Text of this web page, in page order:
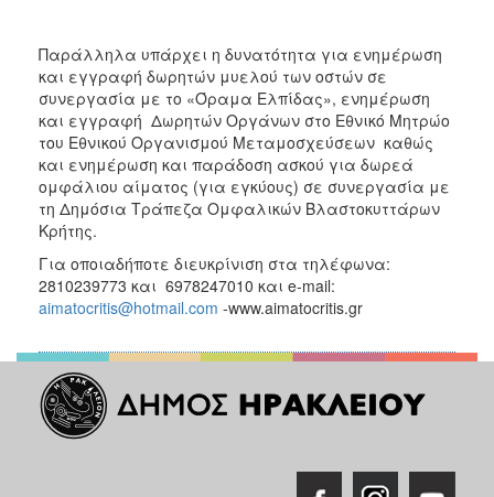
Παράλληλα υπάρχει η δυνατότητα για ενημέρωση
και εγγραφή δωρητών μυελού των οστών σε
συνεργασία με το «Όραμα Ελπίδας», ενημέρωση
και εγγραφή Δωρητών Οργάνων στο Εθνικό Μητρώο
του Εθνικού Οργανισμού Μεταμοσχεύσεων καθώς
και ενημέρωση και παράδοση ασκού για δωρεά
ομφάλιου αίματος (για εγκύους) σε συνεργασία με
τη Δημόσια Τράπεζα Ομφαλικών Βλαστοκυττάρων
Κρήτης.
Για οποιαδήποτε διευκρίνιση στα τηλέφωνα:
2810239773 και 6978247010 και e-mail:
aimatocritis@hotmail.com -www.aimatocritis.gr